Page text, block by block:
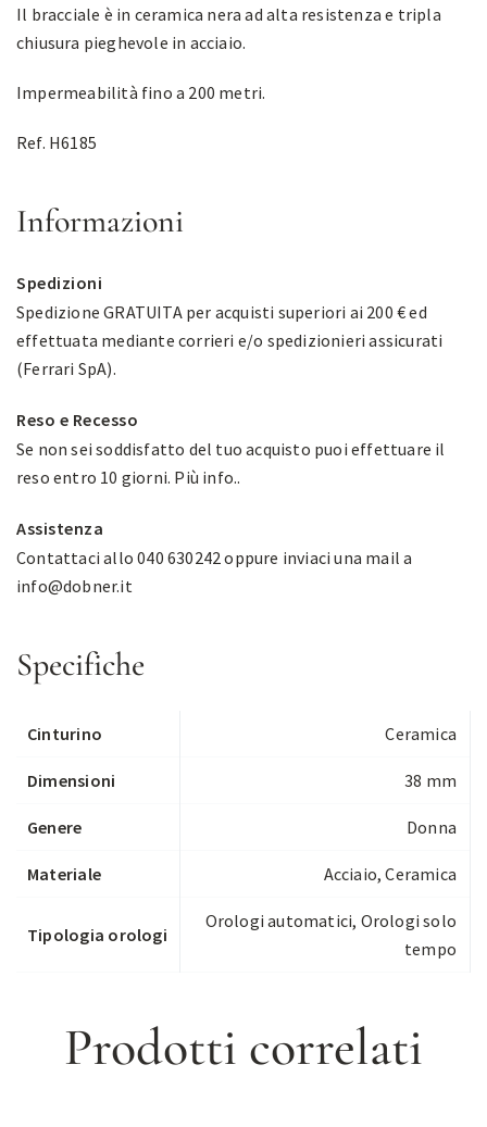
Il bracciale è in ceramica nera ad alta resistenza e tripla
chiusura pieghevole in acciaio.
Impermeabilità fino a 200 metri.
Ref. H6185
Informazioni
Spedizioni
Spedizione GRATUITA per acquisti superiori ai 200 € ed
effettuata mediante corrieri e/o spedizionieri assicurati
(Ferrari SpA).
Reso e Recesso
Se non sei soddisfatto del tuo acquisto puoi effettuare il
reso entro 10 giorni. Più info..
Assistenza
Contattaci allo 040 630242 oppure inviaci una mail a
info@dobner.it
Specifiche
Cinturino Ceramica
Dimensioni 38 mm
Genere Donna
Materiale Acciaio, Ceramica
Tipologia orologi
Orologi automatici, Orologi solo
tempo
Prodotti correlati